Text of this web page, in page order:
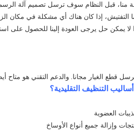
منا، قبل النظام سوف ترسل تصميم آلة
آلات 24-48 ساعة و ق تماما التفتيش، إذا كان هناك أي
لا يمكن حل يرجى العودة إلينا للحصول على
قطع الغيار مجانا. والدعم التقني هو متاح أيضا
العضوية
وإزالة جميع أنواع الأوساخ